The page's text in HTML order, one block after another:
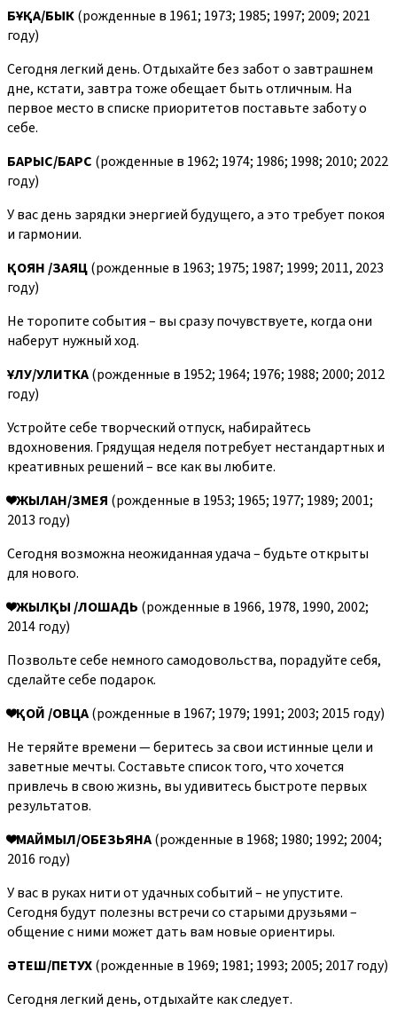
БҰҚА/БЫК(рожденные в 1961; 1973; 1985; 1997; 2009; 2021
году)
Сегодня легкий день. Отдыхайте без забот о завтрашнем
дне, кстати, завтра тоже обещает быть отличным. На
первое место в списке приоритетов поставьте заботу о
себе.
БАРЫС/БАРС (рожденные в 1962; 1974; 1986; 1998; 2010; 2022
году)
У вас день зарядки энергией будущего, а это требует покоя
и гармонии.
ҚОЯН/ЗАЯЦ(рожденные в 1963; 1975; 1987; 1999; 2011, 2023
году)
Не торопите события – вы сразу почувствуете, когда они
наберут нужный ход.
ҰЛУ/УЛИТКА(рожденные в 1952; 1964; 1976; 1988; 2000; 2012
году)
Устройте себе творческий отпуск, набирайтесь
вдохновения. Грядущая неделя потребует нестандартных и
креативных решений – все как вы любите.
❤️ЖЫЛАН/ЗМЕЯ (рожденные в 1953; 1965; 1977; 1989; 2001;
2013 году)
Сегодня возможна неожиданная удача – будьте открыты
для нового.
❤️ЖЫЛҚЫ /ЛОШАДЬ (рожденные в 1966, 1978, 1990, 2002;
2014 году)
Позвольте себе немного самодовольства, порадуйте себя,
сделайте себе подарок.
❤️ҚОЙ /ОВЦА(рожденные в 1967; 1979; 1991; 2003; 2015 году)
Не теряйте времени — беритесь за свои истинные цели и
заветные мечты. Составьте список того, что хочется
привлечь в свою жизнь, вы удивитесь быстроте первых
результатов.
❤️МАЙМЫЛ/ОБЕЗЬЯНА(рожденные в 1968; 1980; 1992; 2004;
2016 году)
У вас в руках нити от удачных событий – не упустите.
Сегодня будут полезны встречи со старыми друзьями –
общение с ними может дать вам новые ориентиры.
ӘТЕШ/ПЕТУХ(рожденные в 1969; 1981; 1993; 2005; 2017 году)
Сегодня легкий день, отдыхайте как следует.